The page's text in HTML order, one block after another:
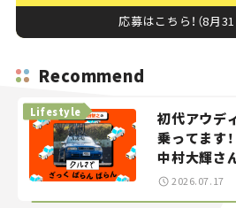
応募はこちら！（8月31
Recommend
初代アウデ
乗ってます
中村大輝さ
智之の「ク
Lifestyle
2026.07.17